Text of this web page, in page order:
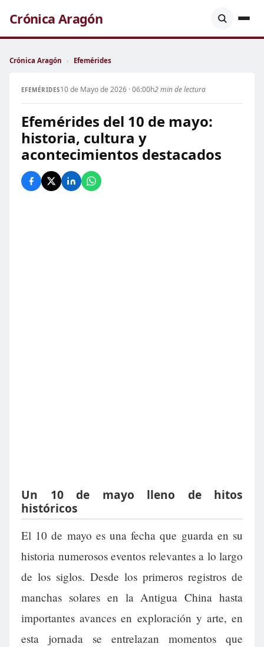
Crónica Aragón
Crónica Aragón › Efemérides
EFEMÉRIDES10 de Mayo de 2026 · 06:00h2 min de lectura
Efemérides del 10 de mayo:
historia, cultura y
acontecimientos destacados
Un 10 de mayo lleno de hitos
históricos
El 10 de mayo es una fecha que guarda en su
historia numerosos eventos relevantes a lo largo
de los siglos. Desde los primeros registros de
manchas solares en la Antigua China hasta
importantes avances en exploración y arte, en
esta jornada se entrelazan momentos que